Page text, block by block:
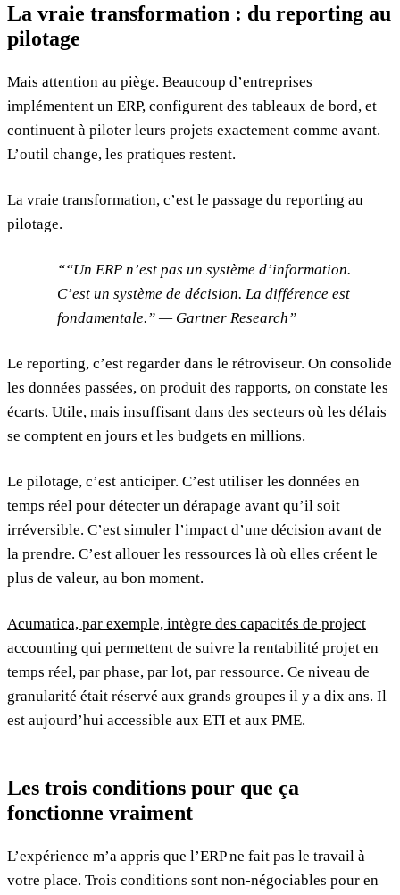
La vraie transformation : du reporting au
pilotage
Mais attention au piège. Beaucoup d’entreprises
implémentent un ERP, configurent des tableaux de bord, et
continuent à piloter leurs projets exactement comme avant.
L’outil change, les pratiques restent.
La vraie transformation, c’est le passage du reporting au
pilotage.
“Un ERP n’est pas un système d’information.
C’est un système de décision. La différence est
fondamentale.” — Gartner Research
Le reporting, c’est regarder dans le rétroviseur. On consolide
les données passées, on produit des rapports, on constate les
écarts. Utile, mais insuffisant dans des secteurs où les délais
se comptent en jours et les budgets en millions.
Le pilotage, c’est anticiper. C’est utiliser les données en
temps réel pour détecter un dérapage avant qu’il soit
irréversible. C’est simuler l’impact d’une décision avant de
la prendre. C’est allouer les ressources là où elles créent le
plus de valeur, au bon moment.
Acumatica, par exemple, intègre des capacités de project
accounting qui permettent de suivre la rentabilité projet en
temps réel, par phase, par lot, par ressource. Ce niveau de
granularité était réservé aux grands groupes il y a dix ans. Il
est aujourd’hui accessible aux ETI et aux PME.
Les trois conditions pour que ça
fonctionne vraiment
L’expérience m’a appris que l’ERP ne fait pas le travail à
votre place. Trois conditions sont non-négociables pour en